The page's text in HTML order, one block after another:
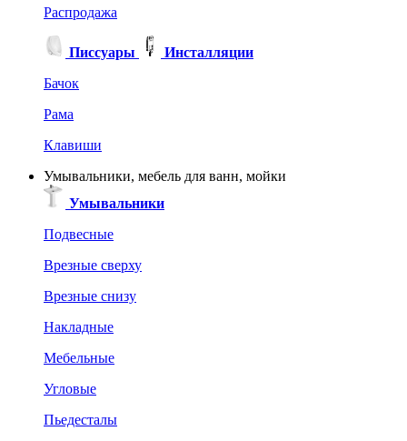
Распродажа
Писсуары
Инсталляции
Бачок
Рама
Клавиши
Умывальники, мебель для ванн, мойки
Умывальники
Подвесные
Врезные сверху
Врезные снизу
Накладные
Мебельные
Угловые
Пьедесталы